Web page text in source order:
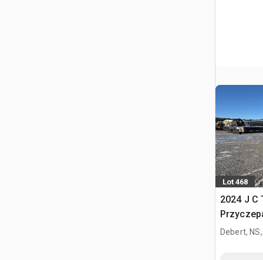
Lot 468
2024 J C
Debert,